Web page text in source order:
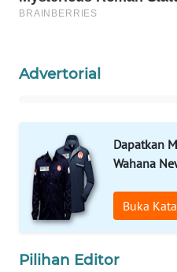
Advertorial
Dapatkan
Wahana
Buka
Pilihan Editor
ID
NET
PLN
WATCH
MKLI
LPKKI